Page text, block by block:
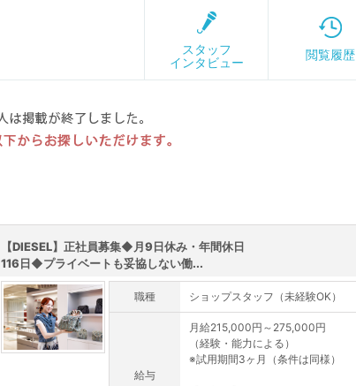
スタッフ
インタビュー
閲覧履歴
【DIESEL】正社員募集◆月9日休み・年間休日
116日◆プライベートも妥協しない働...
職種 ショップスタッフ（未経験OK）
給与
月給215,000円～275,000円
（経験・能力による）
※試用期間3ヶ月（条件は同様）